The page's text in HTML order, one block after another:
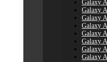
Galaxy
Galaxy
Galaxy
Galaxy
Galaxy
Galaxy
Galaxy
Galaxy